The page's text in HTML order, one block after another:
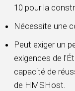
10 pour la
Nécessite une
Peut exiger un
exigences de
capacité de
de HMSHost.